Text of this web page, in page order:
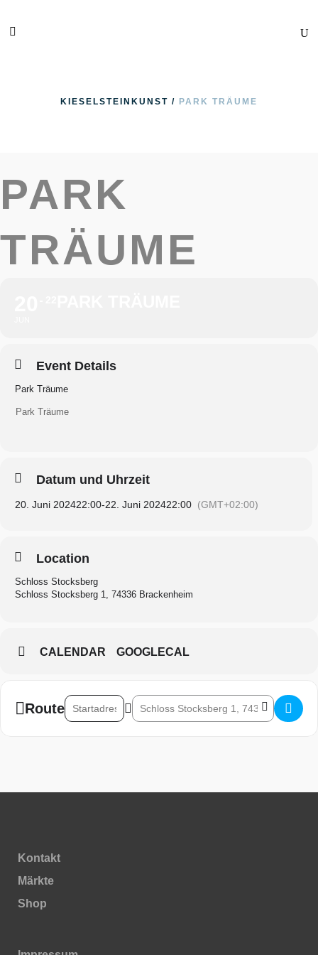
KIESELSTEINKUNST / PARK TRÄUME
PARK
TRÄUME
Event Details
Park Träume
Park Träume
Datum und Uhrzeit
20. Juni 202422:00-22. Juni 202422:00 (GMT+02:00)
Location
Schloss Stocksberg
Schloss Stocksberg 1, 74336 Brackenheim
CALENDAR GOOGLECAL
RouteAddress - Park Träume []Destination Address - Park Träume []
Kontakt
Märkte
Shop